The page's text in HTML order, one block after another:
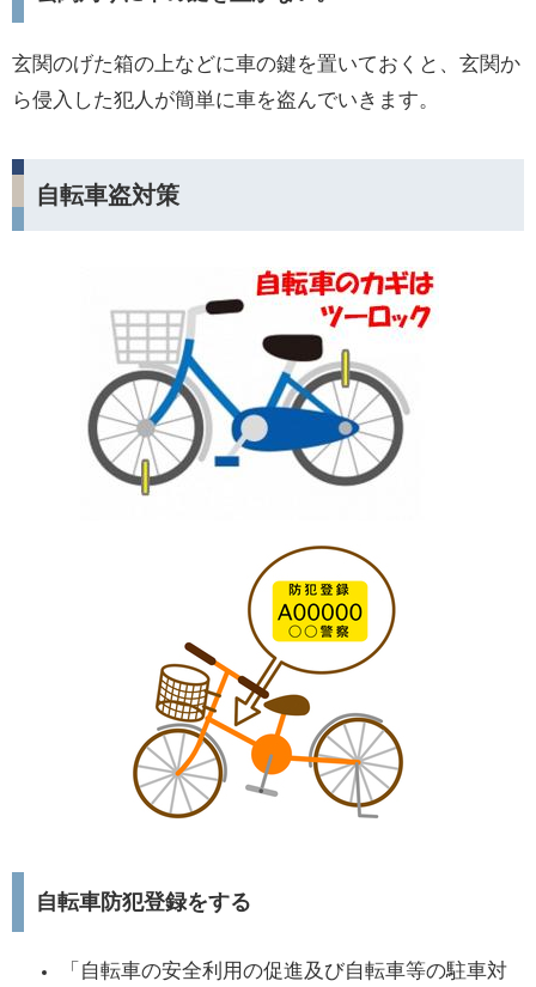
玄関のげた箱の上などに車の鍵を置いておくと、玄関か
ら侵入した犯人が簡単に車を盗んでいきます。
自転車盗対策
自転車防犯登録をする
「自転車の安全利用の促進及び自転車等の駐車対